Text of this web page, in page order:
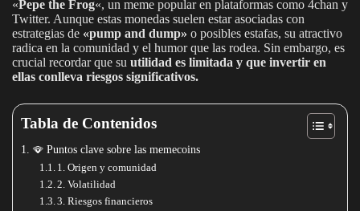
«Pepe the Frog«, un meme popular en plataformas como 4chan y
Twitter. Aunque estas monedas suelen estar asociadas con
estrategias de «pump and dump» o posibles estafas, su atractivo
radica en la comunidad y el humor que las rodea. Sin embargo, es
crucial recordar que su utilidad es limitada y que invertir en
ellas conlleva riesgos significativos.
Tabla de Contenidos
🪭 Puntos clave sobre las memecoins
1. Origen y comunidad
2. Volatilidad
3. Riesgos financieros